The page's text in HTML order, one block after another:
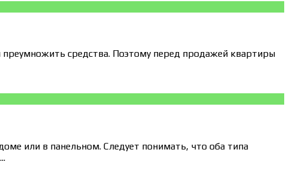
средства. Поэтому перед продажей квартиры
или в панельном. Следует понимать, что оба типа